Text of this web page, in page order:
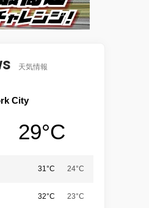
天気情報
City
29°C
31°C 24°C
32°C 23°C